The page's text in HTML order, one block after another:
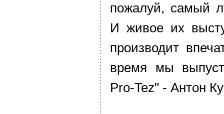
пожалуй, самый
И живое их
производит
время мы
Pro-Tez" - Антон